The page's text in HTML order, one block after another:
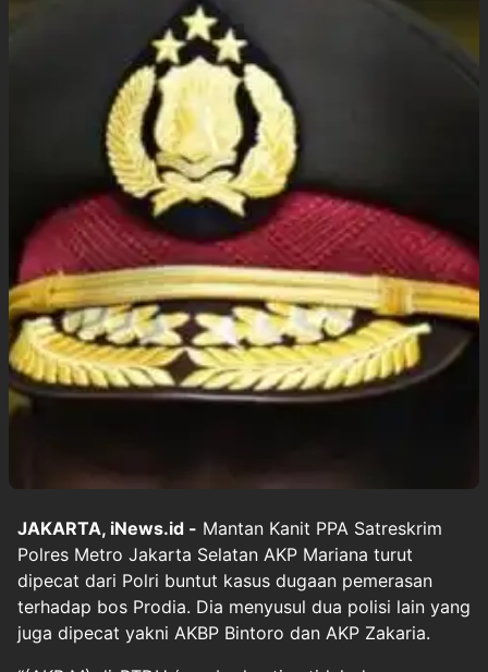
JAKARTA, iNews.id - Mantan Kanit PPA Satreskrim
Polres Metro Jakarta Selatan AKP Mariana turut
dipecat dari Polri buntut kasus dugaan pemerasan
terhadap bos Prodia. Dia menyusul dua polisi lain yang
juga dipecat yakni AKBP Bintoro dan AKP Zakaria.